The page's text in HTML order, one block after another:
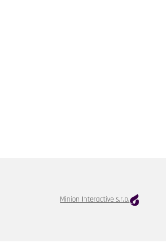
Minion Interactive s.r.o.